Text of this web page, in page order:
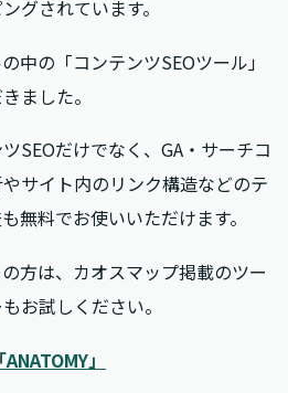
グされています。
中の「コンテンツSEOツール」
ました。
SEOだけでなく、GA・サーチコ
サイト内のリンク構造などのテ
無料でお使いいただけます。
方は、カオスマップ掲載のツー
お試しください。
」